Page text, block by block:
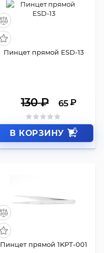
СКИДКА 65 ₽
Пинцет прямой ESD-13
130₽ 65 ₽
В КОРЗИНУ
Пинцет прямой 1KPT-001